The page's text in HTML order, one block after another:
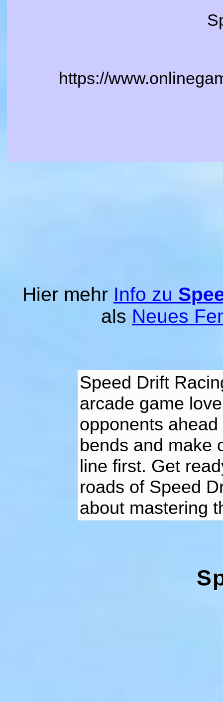
https://
Hier mehr Info zu
als Neues
Speed Drift
arcade game
opponents
bends and make
line first. Get
roads of Speed
about mastering